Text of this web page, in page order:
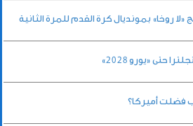
روخا» بمونديال كرة القدم للمرة الثانية
حتى «يورو 2028»
فضلت أميركا؟